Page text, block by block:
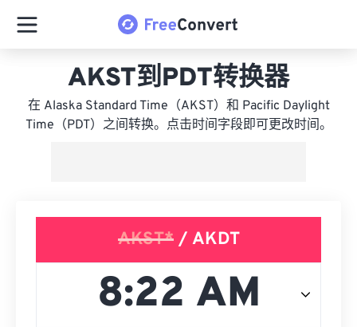
AKST到PDT转换器
在 Alaska Standard Time（AKST）和 Pacific Daylight
Time（PDT）之间转换。点击时间字段即可更改时间。
AKST*/ AKDT